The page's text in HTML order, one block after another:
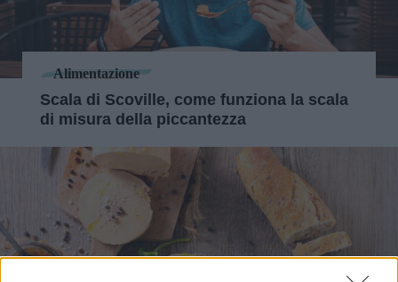
Alimentazione
Scala di Scoville, come funziona la scala
di misura della piccantezza